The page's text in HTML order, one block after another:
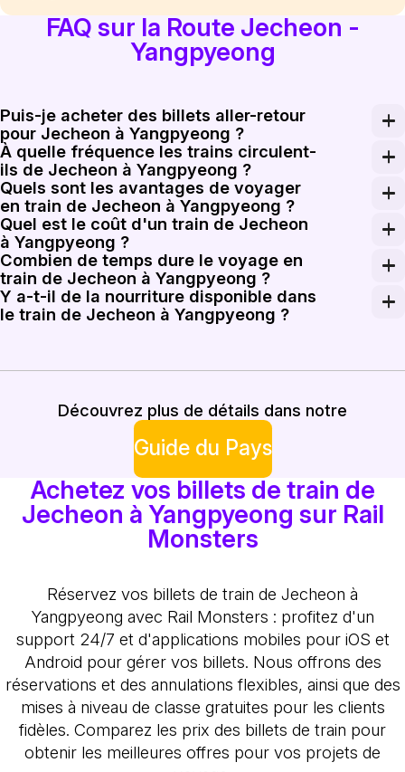
FAQ sur la Route Jecheon -
Yangpyeong
Puis-je acheter des billets aller-retour
pour Jecheon à Yangpyeong ?
Oui, des billets retour pour le trajet Jecheon à
À quelle fréquence les trains circulent-
ils de Jecheon à Yangpyeong ?
Les trains de Jecheon à Yangpyeong circulent
Quels sont les avantages de voyager
en train de Jecheon à Yangpyeong ?
Voyager en train offre une expérience confortable et
Quel est le coût d'un train de Jecheon
à Yangpyeong ?
Les billets pour le train de Jecheon à Yangpyeong
Combien de temps dure le voyage en
train de Jecheon à Yangpyeong ?
Le voyage en train de Jecheon à Yangpyeong prend
Y a-t-il de la nourriture disponible dans
le train de Jecheon à Yangpyeong ?
Découvrez plus de détails dans notre
Guide du Pays
Achetez vos billets de train de
Jecheon à Yangpyeong sur Rail
Monsters
Réservez vos billets de train de Jecheon à
Yangpyeong avec Rail Monsters : profitez d'un
support 24/7 et d'applications mobiles pour iOS et
Android pour gérer vos billets. Nous offrons des
réservations et des annulations flexibles, ainsi que des
mises à niveau de classe gratuites pour les clients
fidèles. Comparez les prix des billets de train pour
obtenir les meilleures offres pour vos projets de